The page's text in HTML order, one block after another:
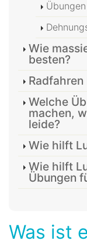
Wie
besten?
Welche
machen,
leide?
Wie hilft
Wie hilft
Übungen
Was ist